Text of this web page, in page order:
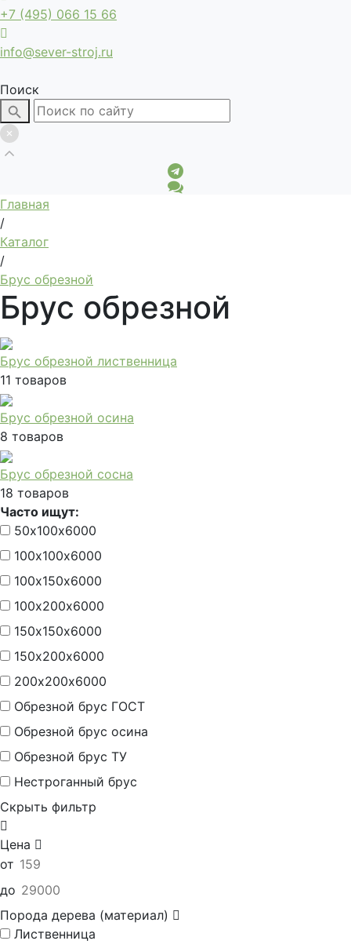
+7 (495) 066 15 66
info@sever-stroj.ru
Поиск
Главная
/
Каталог
/
Брус обрезной
Брус обрезной
Брус обрезной лиственница
11 товаров
Брус обрезной осина
8 товаров
Брус обрезной сосна
18 товаров
Часто ищут:
50х100х6000
100х100х6000
100х150х6000
100х200х6000
150х150х6000
150х200х6000
200х200х6000
Обрезной брус ГОСТ
Обрезной брус осина
Обрезной брус ТУ
Нестроганный брус
Скрыть фильтр
Цена
от
до
Порода дерева (материал)
Лиственница